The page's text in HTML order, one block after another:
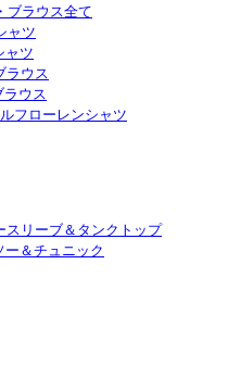
ブラウス全て
ャツ
ャツ
ラウス
ラウス
フローレンシャツ
スリーブ＆タンクトップ
ー＆チュニック